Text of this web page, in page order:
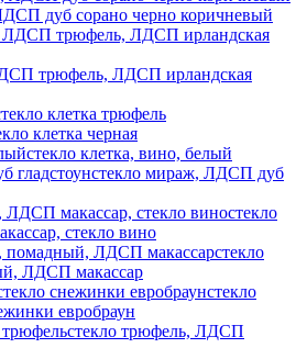
дуб сорано черно коричневый
трюфель, ЛДСП ирландская
клетка трюфель
клетка черная
стекло клетка, вино, белый
стекло мираж, ЛДСП дуб
стекло
стекло вино
стекло
ЛДСП макассар
стекло
евробраун
стекло трюфель, ЛДСП